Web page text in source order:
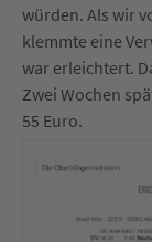
würden. Als wir
klemmte eine
war erleichtert.
Zwei Wochen
55 Euro.